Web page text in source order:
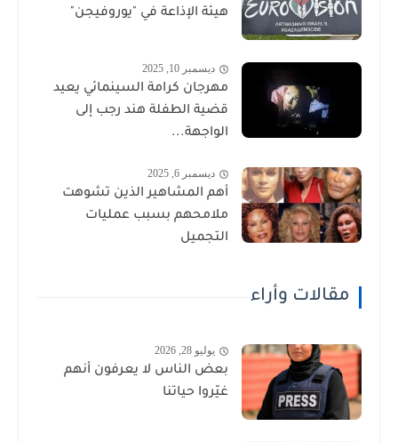
هيئة الإذاعة في "يوروفيجن"
ديسمبر 10, 2025
مهرجان كرامة السينمائي يعيد
قضية الطفلة هند رجب إلى
الواجهة...
ديسمبر 6, 2025
أهم المشاهير الذين تشوهت
ملامحهم بسبب عمليات
التجميل
مقالات وأراء
يوليو 28, 2026
بعض الناس لا يعرفون أنهم
غيّروا حياتنا